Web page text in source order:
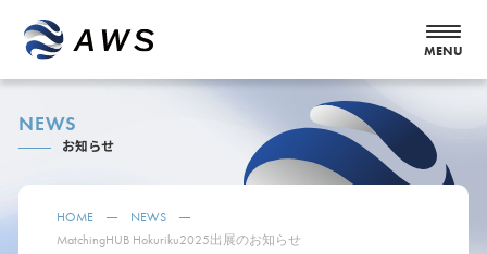
NEWS
お知らせ
HOME
NEWS
MatchingHUB Hokuriku2025出展のお知らせ